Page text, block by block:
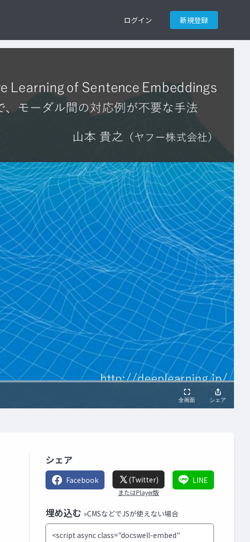
ログイン 新規登録
シェア
Facebook (Twitter)
またはPlayer版
LINE
埋め込む »CMSなどでJSが使えない場合